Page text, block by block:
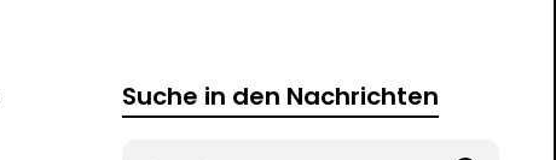
Suche in den Nachrichten